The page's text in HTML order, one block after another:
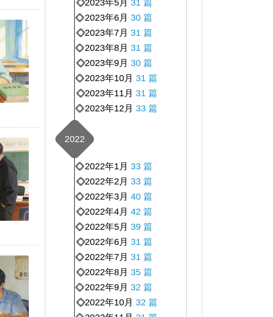
2023年12月 33 篇
2023年11月 31 篇
2023年10月 31 篇
2023年9月 30 篇
2023年8月 31 篇
2023年7月 31 篇
2023年6月 30 篇
2023年5月 31 篇
2022
2022年10月 32 篇
2022年9月 32 篇
2022年8月 35 篇
2022年7月 31 篇
2022年6月 31 篇
2022年5月 39 篇
2022年4月 42 篇
2022年3月 40 篇
2022年2月 33 篇
2022年1月 33 篇